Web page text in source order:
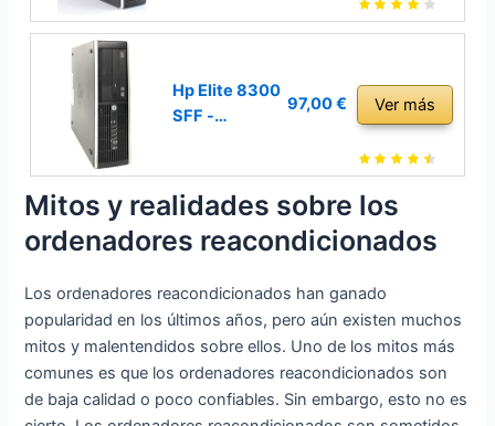
Lector DVD,
Pro)
(Reacondici
sobremesa
i7-3770,
16GB de
Windows 10
Pro 64 bits)
AZERTY
onado)
Hp Elite 8300
SFF -
(Intel Core
i5-3470, 3.2
GHz, 8GB de
SSD de
240GB +
500GB HDD,
Lector,
Windows 10
Pro ES 64)
97,00 € Ver más
Mitos y realidades sobre los
ordenadores reacondicionados
Los ordenadores reacondicionados han ganado
popularidad en los últimos años, pero aún existen muchos
mitos y malentendidos sobre ellos. Uno de los mitos más
comunes es que los ordenadores reacondicionados son
de baja calidad o poco confiables. Sin embargo, esto no es